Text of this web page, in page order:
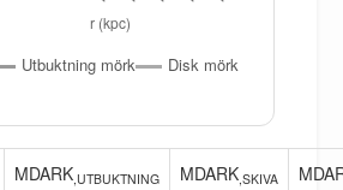
Utbuktning mörk
Disk mörk
MDARK ,UTBUKTNING MDARK ,SKIVA